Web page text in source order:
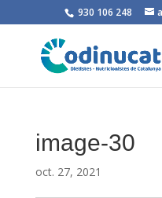
930 106 248
image-30
oct. 27, 2021